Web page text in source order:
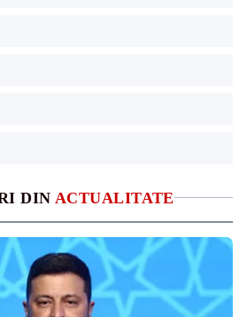
DIN ACTUALITATE